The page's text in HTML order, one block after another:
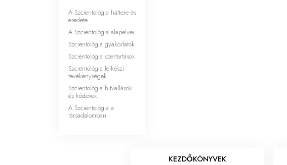
A Szcientológia háttere és
eredete
A Szcientológia alapelvei
Szcientológia gyakorlatok
Szcientológia szertartások
Szcientológia lelkészi
tevékenységek
Szcientológia hitvallások
és kódexek
A Szcientológia a
társadalomban
KEZDŐKÖNYVEK